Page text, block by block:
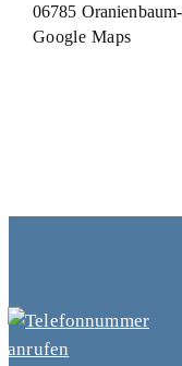
06785
Google Maps